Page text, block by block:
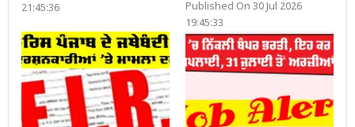
21:45:36
Published On 30 Jul 2026
19:45:33